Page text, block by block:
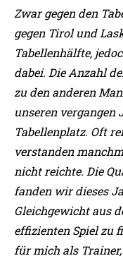
Zwar gegen den
gegen Tirol und
Tabellenhälfte,
dabei. Die Anzahl
zu den anderen
unseren vergangen
Tabellenplatz. Oft
verstanden
nicht reichte. Die
fanden wir dieses
Gleichgewicht aus
effizienten Spiel zu
für mich als